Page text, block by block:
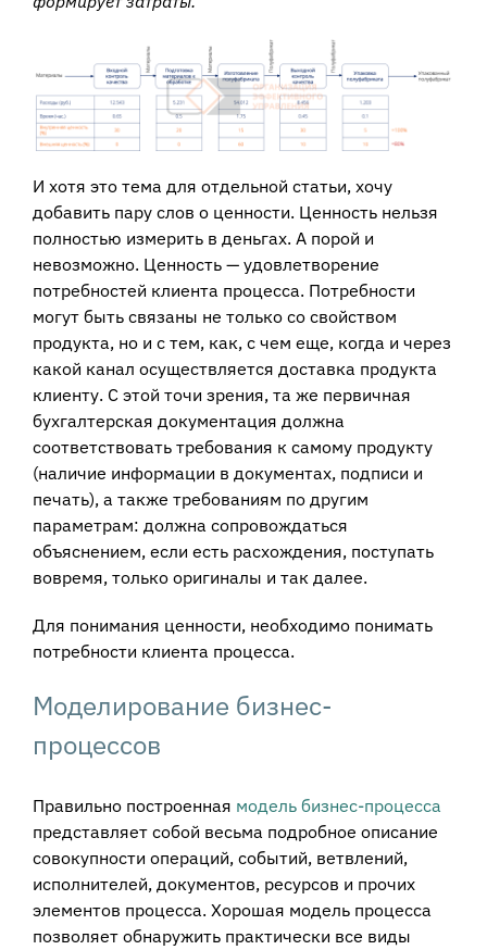
И хотя это тема для отдельной статьи, хочу
добавить пару слов о ценности. Ценность нельзя
полностью измерить в деньгах. А порой и
невозможно. Ценность — удовлетворение
потребностей клиента процесса. Потребности
могут быть связаны не только со свойством
продукта, но и с тем, как, с чем еще, когда и через
какой канал осуществляется доставка продукта
клиенту. С этой точи зрения, та же первичная
бухгалтерская документация должна
соответствовать требования к самому продукту
(наличие информации в документах, подписи и
печать), а также требованиям по другим
параметрам: должна сопровождаться
объяснением, если есть расхождения, поступать
вовремя, только оригиналы и так далее.
Для понимания ценности, необходимо понимать
потребности клиента процесса.
Моделирование бизнес-
процессов
Правильно построенная модель бизнес-процесса
представляет собой весьма подробное описание
совокупности операций, событий, ветвлений,
исполнителей, документов, ресурсов и прочих
элементов процесса. Хорошая модель процесса
позволяет обнаружить практически все виды